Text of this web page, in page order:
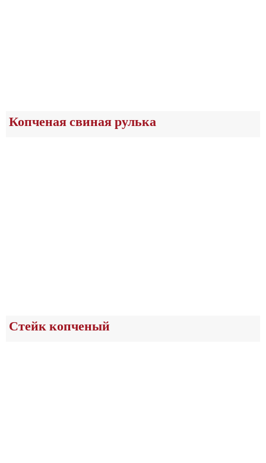
Копченая свиная рулька
Стейк копченый